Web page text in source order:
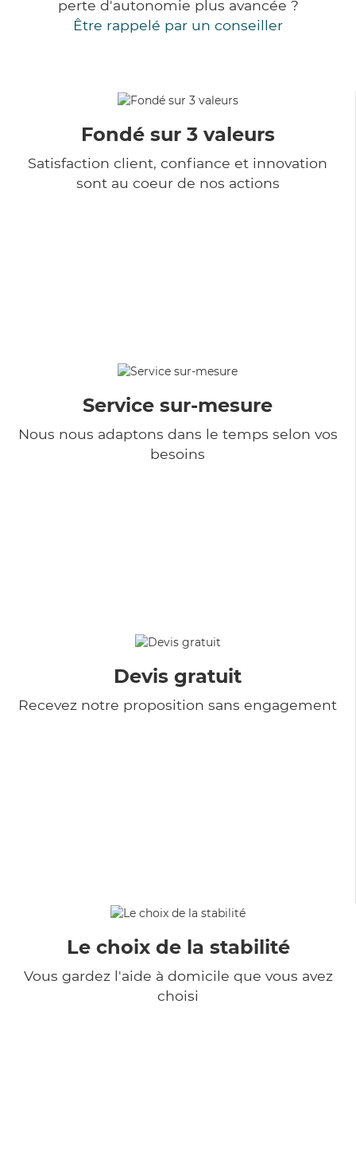
perte d'autonomie plus avancée ?
Être rappelé par un conseiller
Fondé sur 3 valeurs
Satisfaction client, confiance et innovation
sont au coeur de nos actions
Service sur-mesure
Nous nous adaptons dans le temps selon vos
besoins
Devis gratuit
Recevez notre proposition sans engagement
Le choix de la stabilité
Vous gardez l'aide à domicile que vous avez
choisi